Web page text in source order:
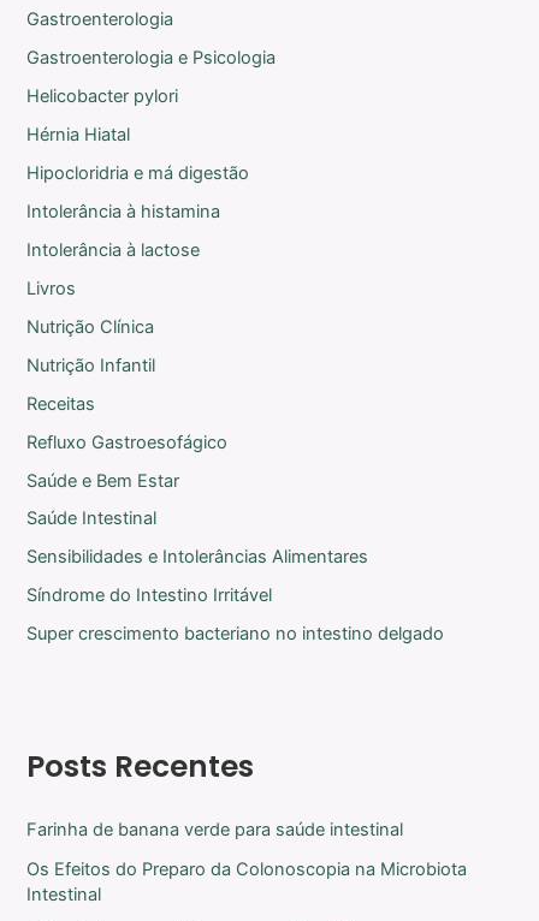
Gastroenterologia
Gastroenterologia e Psicologia
Helicobacter pylori
Hérnia Hiatal
Hipocloridria e má digestão
Intolerância à histamina
Intolerância à lactose
Livros
Nutrição Clínica
Nutrição Infantil
Receitas
Refluxo Gastroesofágico
Saúde e Bem Estar
Saúde Intestinal
Sensibilidades e Intolerâncias Alimentares
Síndrome do Intestino Irritável
Super crescimento bacteriano no intestino delgado
Posts Recentes
Farinha de banana verde para saúde intestinal
Os Efeitos do Preparo da Colonoscopia na Microbiota
Intestinal